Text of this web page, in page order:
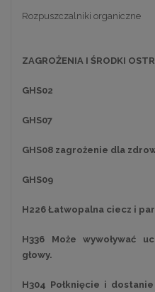
Rozpuszczalniki organiczne
ZAGROŻENIA I ŚRODKI
GHS02
GHS07
GHS08 zagrożenie dla
GHS09
H226 Łatwopalna ciecz i
H336 Może wywoływać
głowy.
H304 Połknięcie i